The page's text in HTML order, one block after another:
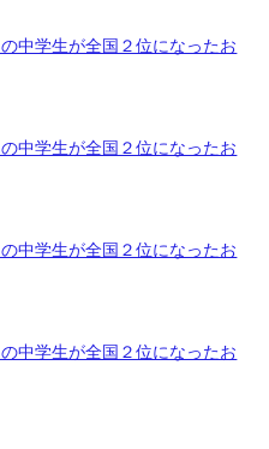
の中学生が全国２位になったお
の中学生が全国２位になったお
の中学生が全国２位になったお
の中学生が全国２位になったお